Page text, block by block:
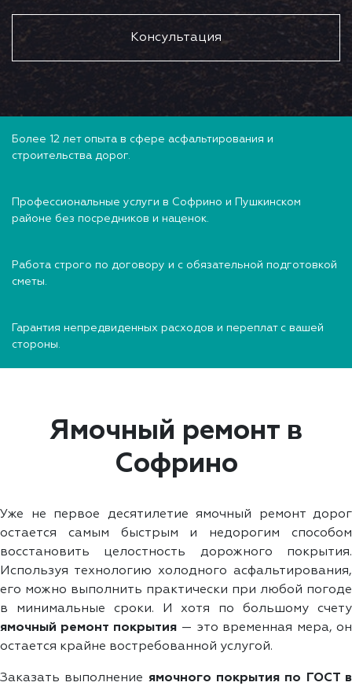
Консультация
Более 12 лет опыта в сфере асфальтирования и
строительства дорог.
Профессиональные услуги в Софрино и Пушкинском
районе без посредников и наценок.
Работа строго по договору и с обязательной подготовкой
сметы.
Гарантия непредвиденных расходов и переплат с вашей
стороны.
Ямочный ремонт в
Софрино
Уже не первое десятилетие ямочный ремонт дорог
остается самым быстрым и недорогим способом
восстановить целостность дорожного покрытия.
Используя технологию холодного асфальтирования,
его можно выполнить практически при любой погоде
в минимальные сроки. И хотя по большому счету
ямочный ремонт покрытия— это временная мера, он
остается крайне востребованной услугой.
Заказать выполнение ямочного покрытия по ГОСТ в